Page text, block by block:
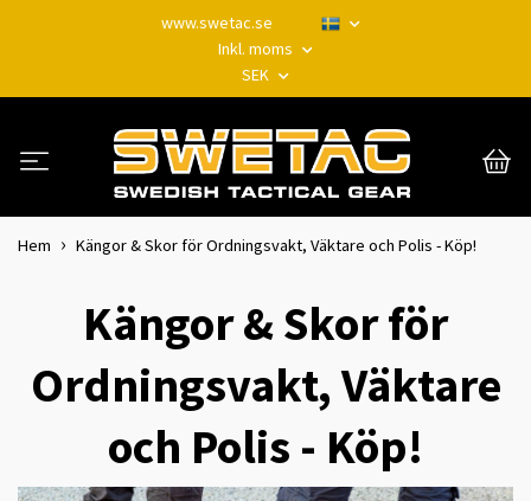
www.swetac.se
Inkl. moms
SEK
Hem Kängor & Skor för Ordningsvakt, Väktare och Polis - Köp!
Kängor & Skor för
Ordningsvakt, Väktare
och Polis - Köp!